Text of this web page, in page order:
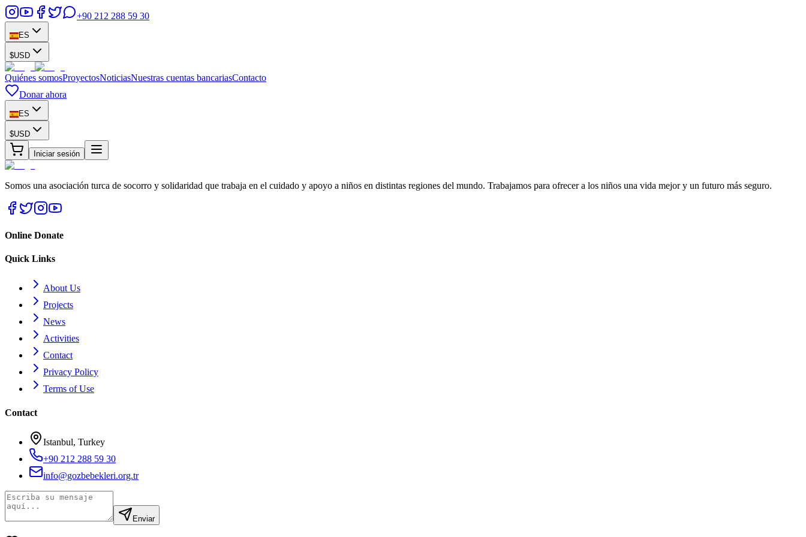
+90 212 288 59 30
ES
$USD
Quiénes somosProyectosNoticiasNuestras cuentas bancariasContacto
Donar ahora
ES
$USD
Iniciar sesión
Somos una asociación turca de socorro y solidaridad que trabaja en el cuidado y apoyo a niños en distintas regiones del mundo. Trabajamos para ofrecer a los niños una vida mejor y un futuro más seguro.
Online Donate
Quick Links
About Us
Projects
News
Activities
Contact
Privacy Policy
Terms of Use
Contact
Istanbul, Turkey
+90 212 288 59 30
info@gozbebekleri.org.tr
Enviar